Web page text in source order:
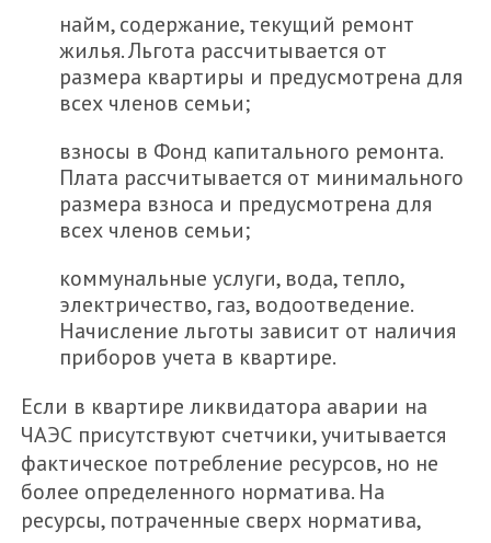
найм, содержание, текущий ремонт
жилья. Льгота рассчитывается от
размера квартиры и предусмотрена для
всех членов семьи;
взносы в Фонд капитального ремонта.
Плата рассчитывается от минимального
размера взноса и предусмотрена для
всех членов семьи;
коммунальные услуги, вода, тепло,
электричество, газ, водоотведение.
Начисление льготы зависит от наличия
приборов учета в квартире.
Если в квартире ликвидатора аварии на
ЧАЭС присутствуют счетчики, учитывается
фактическое потребление ресурсов, но не
более определенного норматива. На
ресурсы, потраченные сверх норматива,